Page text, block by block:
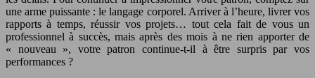
une arme puissante : le langage corporel. Arriver à l’heure, livrer vos
rapports à temps, réussir vos projets… tout cela fait de vous un
professionnel à succès, mais après des mois à ne rien apporter de
« nouveau », votre patron continue-t-il à être surpris par vos
performances ?